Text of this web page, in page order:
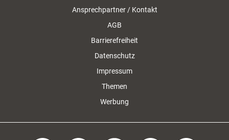
Ansprechpartner / Kontakt
AGB
Barrierefreiheit
Datenschutz
Impressum
Themen
Werbung